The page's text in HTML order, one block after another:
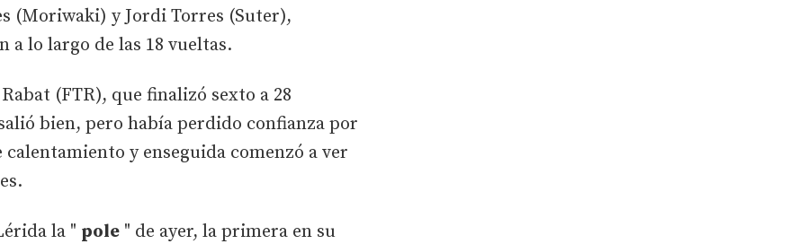
(Moriwaki) y Jordi Torres (Suter),
a lo largo de las 18 vueltas.
(FTR), que finalizó sexto a 28
bien, pero había perdido confianza por
y enseguida comenzó a ver
la " pole " de ayer, la primera en su